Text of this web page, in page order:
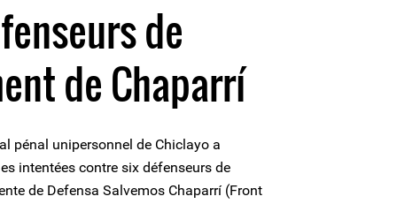
de
de Chaparrí
pénal unipersonnel de Chiclayo a
intentées contre six défenseurs de
de Defensa Salvemos Chaparrí (Front